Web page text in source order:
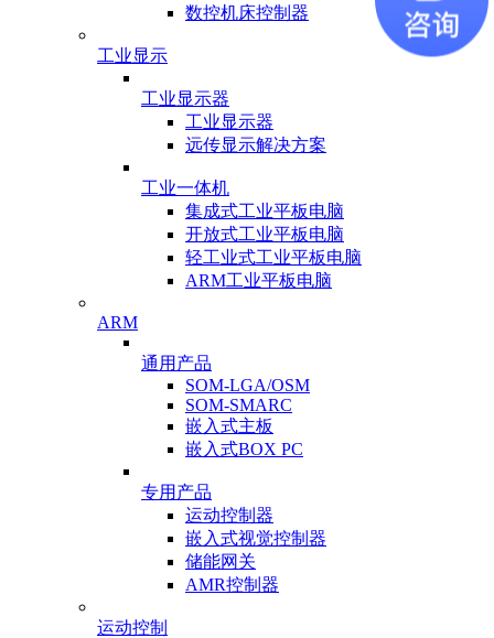
数控机床控制器
工业显示
工业显示器
工业显示器
远传显示解决方案
工业一体机
集成式工业平板电脑
开放式工业平板电脑
轻工业式工业平板电脑
ARM工业平板电脑
ARM
通用产品
SOM-LGA/OSM
SOM-SMARC
嵌入式主板
嵌入式BOX PC
专用产品
运动控制器
嵌入式视觉控制器
储能网关
AMR控制器
运动控制